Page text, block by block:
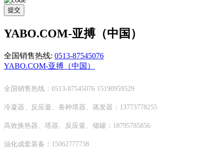
提交
YABO.COM-亚搏（中国）
全国销售热线: 0513-87545076
YABO.COM-亚搏（中国）
全国销售热线：0513-87545076 15190959529
冷凝器、反应釜、各种塔器、蒸发器：13773778255
高效换热器、塔器、反应釜、储罐：18795785856
油化成套装备：15062777738